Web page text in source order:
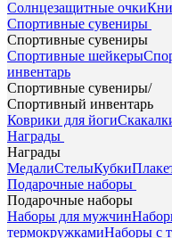
Солнцезащитные очки
Спортивные сувениры
Спортивные сувениры
Спортивные шейкеры
инвентарь
Спортивные сувениры/
Спортивный инвентарь
Коврики для йоги
Награды
Награды
МедалиСтелыКубки
Подарочные наборы
Подарочные наборы
Наборы для мужчин
термокружкамиНаборы с